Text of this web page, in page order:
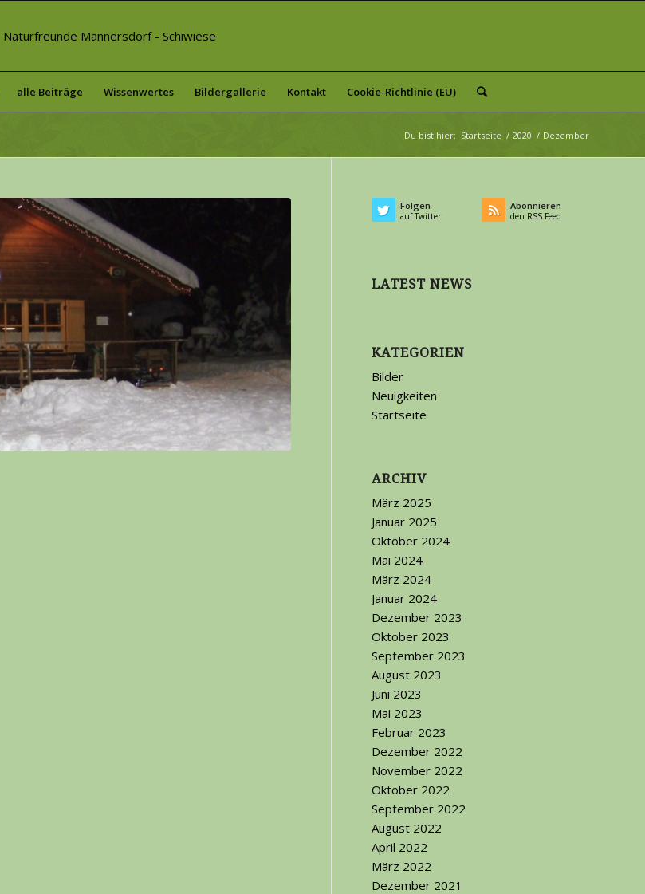
Naturfreunde Mannersdorf - Schiwiese
alle Beiträge Wissenwertes Bildergallerie Kontakt Cookie-Richtlinie (EU)
Du bist hier: Startseite / 2020 / Dezember
Folgen
auf Twitter
Abonnieren
den RSS Feed
LATEST NEWS
KATEGORIEN
Bilder
Neuigkeiten
Startseite
ARCHIV
März 2025
Januar 2025
Oktober 2024
Mai 2024
März 2024
Januar 2024
Dezember 2023
Oktober 2023
September 2023
August 2023
Juni 2023
Mai 2023
Februar 2023
Dezember 2022
November 2022
Oktober 2022
September 2022
August 2022
April 2022
März 2022
Dezember 2021